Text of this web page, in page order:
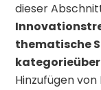
dieser
thematische
Hinzufügen